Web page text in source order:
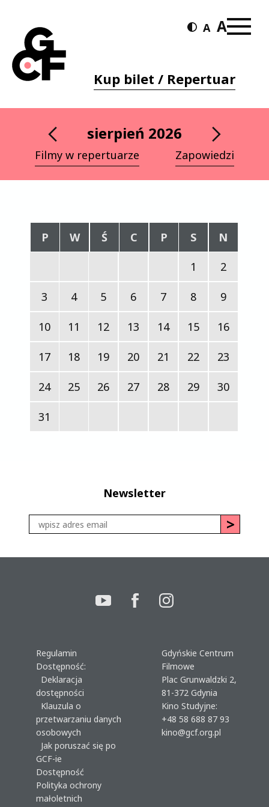
Kup bilet / Repertuar
sierpień 2026
Filmy w repertuarze Zapowiedzi
P W Ś C P S N
1 2
3 4 5 6 7 8 9
10 11 12 13 14 15 16
17 18 19 20 21 22 23
24 25 26 27 28 29 30
31
Newsletter
Regulamin
Dostępność:
Deklaracja
dostępności
Klauzula o
przetwarzaniu danych
osobowych
Jak poruszać się po
GCF-ie
Dostępność
Polityka ochrony
małoletnich
Gdyńskie Centrum
Filmowe
Plac Grunwaldzki 2,
81-372 Gdynia
Kino Studyjne:
+48 58 688 87 93
kino@gcf.org.pl